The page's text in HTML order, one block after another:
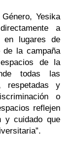
Yesika
a
en lugares de
la campaña
de la
todas las
respetadas y
o
reflejen
y cuidado que